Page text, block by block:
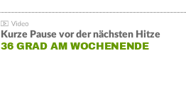
Kurze Pause vor der nächsten Hitze
36 GRAD AM WOCHENENDE